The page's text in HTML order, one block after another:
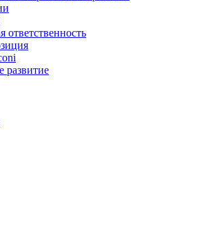
ответственность
развитие